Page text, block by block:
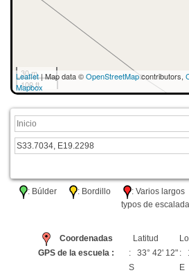
30 m
100 ft
Leaflet| Map data ©OpenStreetMapcontributors,
Mapbox
: Búlder : Bordillo : Varios
typos de escalada
Coordenadas
GPS de la escuela :
Latitud
: 33° 42' 12"
S
:
E